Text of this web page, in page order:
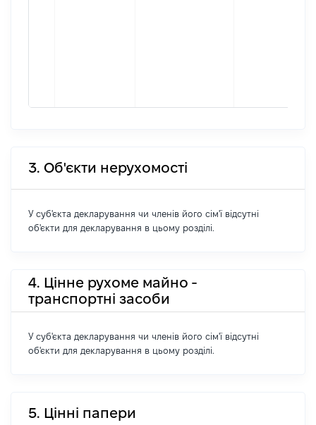
3. Об'єкти нерухомості
У суб'єкта декларування чи членів його сім'ї відсутні
об'єкти для декларування в цьому розділі.
4. Цінне рухоме майно -
транспортні засоби
У суб'єкта декларування чи членів його сім'ї відсутні
об'єкти для декларування в цьому розділі.
5. Цінні папери